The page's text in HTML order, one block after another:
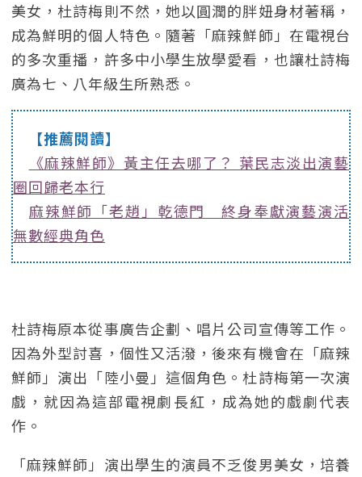
美女，杜詩梅則不然，她以圓潤的胖妞身材著稱，
成為鮮明的個人特色。隨著「麻辣鮮師」在電視台
的多次重播，許多中小學生放學愛看，也讓杜詩梅
廣為七、八年級生所熟悉。
【推薦閱讀】
《麻辣鮮師》黃主任去哪了？ 葉民志淡出演藝
圈回歸老本行
麻辣鮮師「老趙」乾德門 終身奉獻演藝演活
無數經典角色
杜詩梅原本從事廣告企劃、唱片公司宣傳等工作。
因為外型討喜，個性又活潑，後來有機會在「麻辣
鮮師」演出「陸小曼」這個角色。杜詩梅第一次演
戲，就因為這部電視劇長紅，成為她的戲劇代表
作。
「麻辣鮮師」演出學生的演員不乏俊男美女，培養